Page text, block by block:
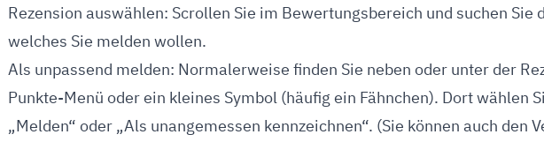
Rezension auswählen: Scrollen Sie im Bewertungsbereich und suchen Sie
welches Sie melden wollen.
Als unpassend melden: Normalerweise finden Sie neben oder unter der
Punkte-Menü oder ein kleines Symbol (häufig ein Fähnchen). Dort wählen
„Melden“ oder „Als unangemessen kennzeichnen“. (Sie können auch den